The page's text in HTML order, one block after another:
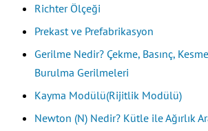
Richter Ölçeği
Prekast ve Prefabrikasyon
Gerilme Nedir? Çekme, Basınç,
Burulma Gerilmeleri
Kayma Modülü(Rijitlik Modülü)
Newton (N) Nedir? Kütle ile Ağırlık